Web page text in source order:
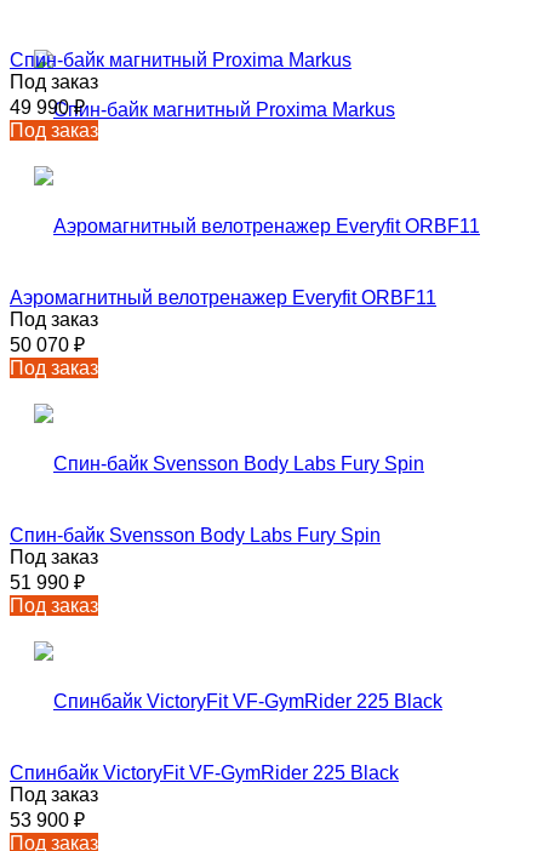
Спин-байк магнитный Proxima Markus
Под заказ
49 990₽
Под заказ
Аэромагнитный велотренажер Everyfit ORBF11
Под заказ
50 070 ₽
Под заказ
Спин-байк Svensson Body Labs Fury Spin
Под заказ
51 990 ₽
Под заказ
Спинбайк VictoryFit VF-GymRider 225 Black
Под заказ
53 900 ₽
Под заказ